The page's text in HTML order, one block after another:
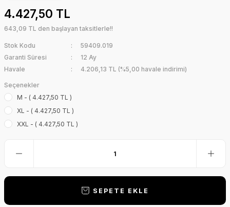
4.427,50 TL
643,09 TL den başlayan taksitlerle!!
Stok Kodu
59409.019
Garanti Süresi
12 Ay
Havale
4.206,13 TL (%5,00 havale indirimi)
Seçenekler
M - ( 4.427,50 TL )
XL - ( 4.427,50 TL )
XXL - ( 4.427,50 TL )
SEPETE EKLE